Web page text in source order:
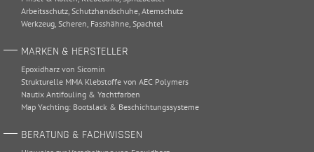
Arbeitsschutz Schutzhandschuhe Atemschutz
Werkzeug Scheren Fasshähne Spachtel
MARKEN & HERSTELLER
Epoxidharz von Sicomin
Strukturelle MMA Klebstoffe von AEC Polymers
Nautix Antifouling & Yachtfarben
Map Yachting: Bootslack & Beschichtungssysteme
BERATUNG & FACHWISSEN